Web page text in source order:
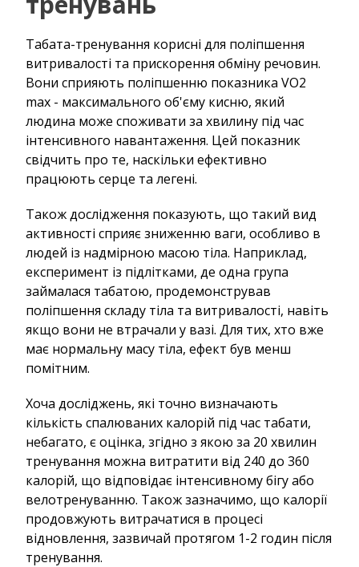
Табата-тренування корисні для поліпшення
витривалості та прискорення обміну речовин.
Вони сприяють поліпшенню показника VO2
max - максимального об'єму кисню, який
людина може споживати за хвилину під час
інтенсивного навантаження. Цей показник
свідчить про те, наскільки ефективно
працюють серце та легені.
Також дослідження показують, що такий вид
активності сприяє зниженню ваги, особливо в
людей із надмірною масою тіла. Наприклад,
експеримент із підлітками, де одна група
займалася табатою, продемонстрував
поліпшення складу тіла та витривалості, навіть
якщо вони не втрачали у вазі. Для тих, хто вже
має нормальну масу тіла, ефект був менш
помітним.
Хоча досліджень, які точно визначають
кількість спалюваних калорій під час табати,
небагато, є оцінка, згідно з якою за 20 хвилин
тренування можна витратити від 240 до 360
калорій, що відповідає інтенсивному бігу або
велотренуванню. Також зазначимо, що калорії
продовжують витрачатися в процесі
відновлення, зазвичай протягом 1-2 годин після
тренування.